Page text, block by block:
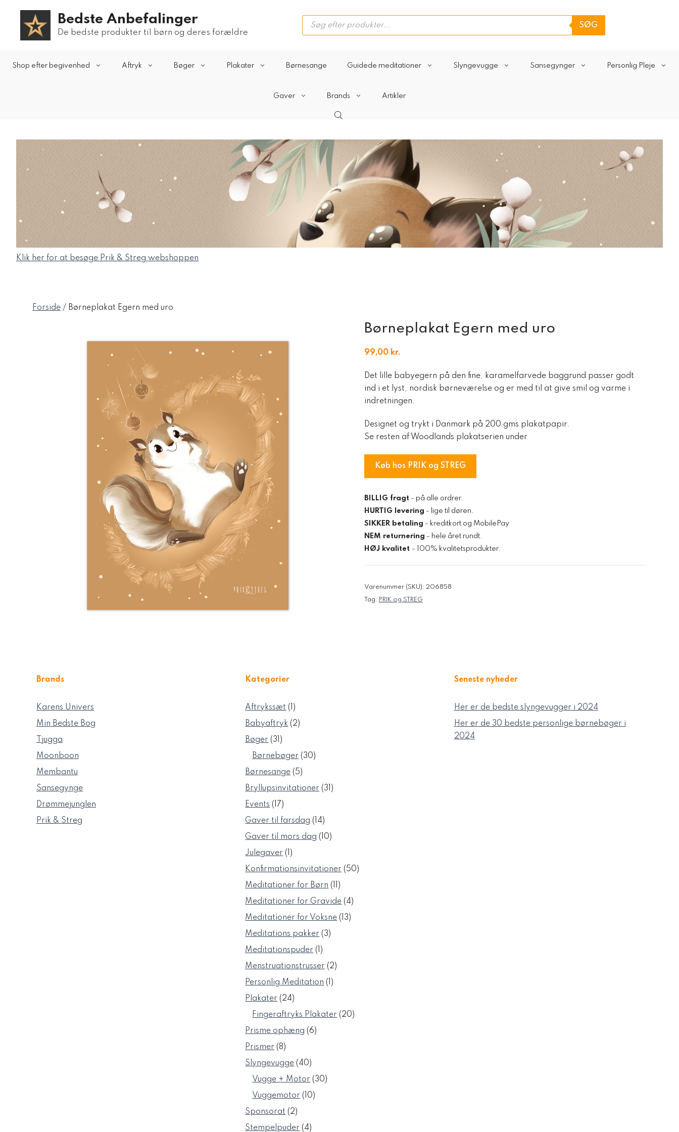
Bedste Anbefalinger
De bedste produkter til børn og deres forældre
Products
search
SØG
Shop efter begivenhed Aftryk Bøger Plakater Børnesange Guidede meditationer Slyngevugge Sansegynger Personlig Pleje
Gaver Brands Artikler
Klik her for at besøge Prik & Streg webshoppen
Forside / Børneplakat Egern med uro
Børneplakat Egern med uro
99,00 kr.
Det lille babyegern på den fine, karamelfarvede baggrund passer godt
ind i et lyst, nordisk børneværelse og er med til at give smil og varme i
indretningen.
Designet og trykt i Danmark på 200 gms plakatpapir.
Se resten af Woodlands plakatserien under
Køb hos PRIK og STREG
BILLIG fragt - på alle ordrer.
HURTIG levering - lige til døren.
SIKKER betaling - kreditkort og MobilePay
NEM returnering - hele året rundt.
HØJ kvalitet - 100% kvalitetsprodukter.
Varenummer (SKU): 206858
Tag: PRIK og STREG
Brands
Karens Univers
Min Bedste Bog
Tjugga
Moonboon
Membantu
Sansegynge
Drømmejunglen
Prik & Streg
Kategorier
Aftrykssæt
1
vare
Babyaftryk 22
Bøger 31 31
Børnebøger 3030
Børnesange 55
varer
Bryllupsinvitationer 31 31
Events 1717
varer
Gaver til farsdag 1414
varer
Gaver til mors dag 1010
Julegaver
1
vare
Konfirmationsinvitationer 5050
Meditationer for Børn
11
varer
Meditationer for Gravide 44
Meditationer for Voksne 1313
Meditations pakker 33
Meditationspuder
1
vare
Menstruationstrusser 22
Personlig Meditation
1
Plakater 2424
varer
Fingeraftryks Plakater 2020
Prisme ophæng 66
Prismer 88
varer
Slyngevugge 4040
varer
Vugge + Motor 3030
Vuggemotor 1010
Sponsorat 22
varer
Stempelpuder 44
Seneste nyheder
Her er de bedste slyngevugger i 2024
Her er de 30 bedste personlige børnebøger i
2024